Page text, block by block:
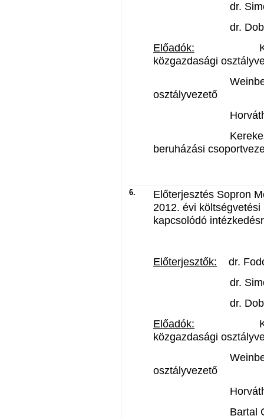
dr. Simon
dr. Dobos
Előadók: Király
közgazdasági
Weinbergerné
osztályvezető
Horváthné
Kerekes Attila
beruházási
6.
Előterjesztés Sopron
2012. évi
kapcsolódó
Előterjesztők: dr.
dr. Simon
dr. Dobos
Előadók: Király
közgazdasági
Weinbergerné
osztályvezető
Horváthné
Bartal Gábor